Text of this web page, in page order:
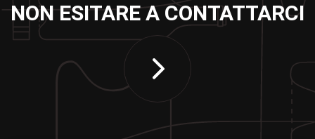
NON ESITARE A CONTATTARCI